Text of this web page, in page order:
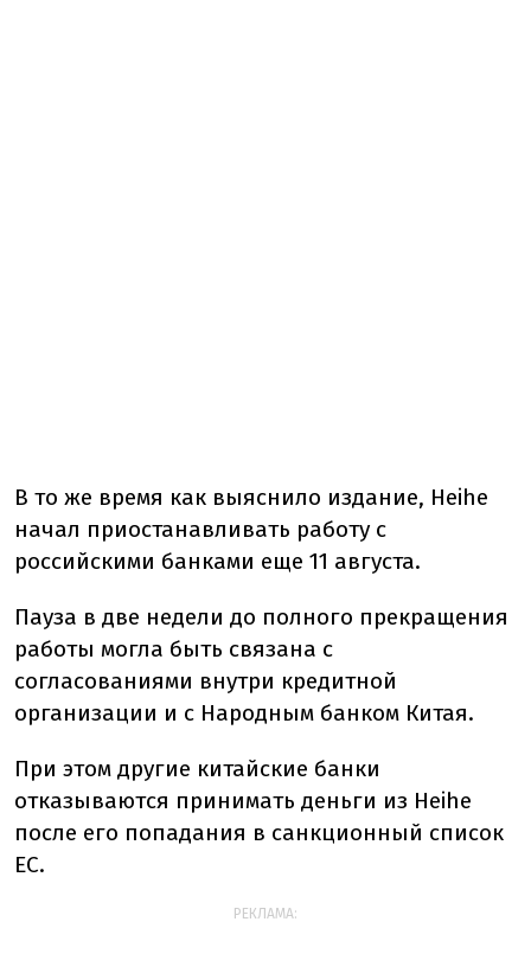
В то же время как выяснило издание, Heihe
начал приостанавливать работу с
российскими банками еще 11 августа.
Пауза в две недели до полного прекращения
работы могла быть связана с
согласованиями внутри кредитной
организации и с Народным банком Китая.
При этом другие китайские банки
отказываются принимать деньги из Heihe
после его попадания в санкционный список
ЕС.
РЕКЛАМА: